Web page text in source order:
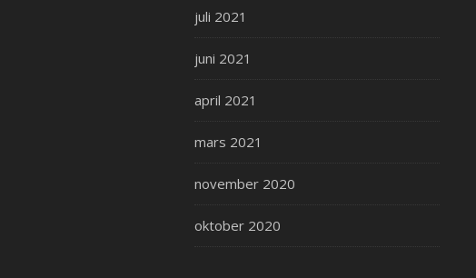
juli 2021
juni 2021
april 2021
mars 2021
november 2020
oktober 2020